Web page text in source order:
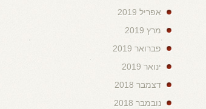
אפריל 2019
מרץ 2019
פברואר 2019
ינואר 2019
דצמבר 2018
נובמבר 2018